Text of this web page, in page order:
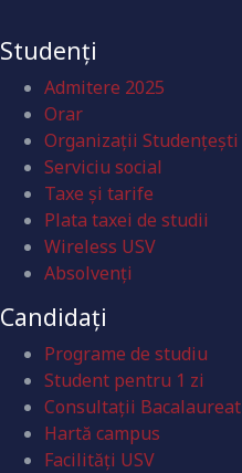
Studenți
Admitere 2025
Orar
Organizaţii Studenţeşti
Serviciu social
Taxe și tarife
Plata taxei de studii
Wireless USV
Absolvenţi
Candidați
Programe de studiu
Student pentru 1 zi
Consultații Bacalaureat
Hartă campus
Facilități USV